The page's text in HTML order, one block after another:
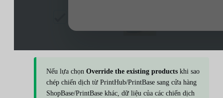
Nếu lựa chọn Override the existing products khi sao
chép chiến dịch từ PrintHub/PrintBase sang cửa hàng
ShopBase/PrintBase khác, dữ liệu của các chiến dịch